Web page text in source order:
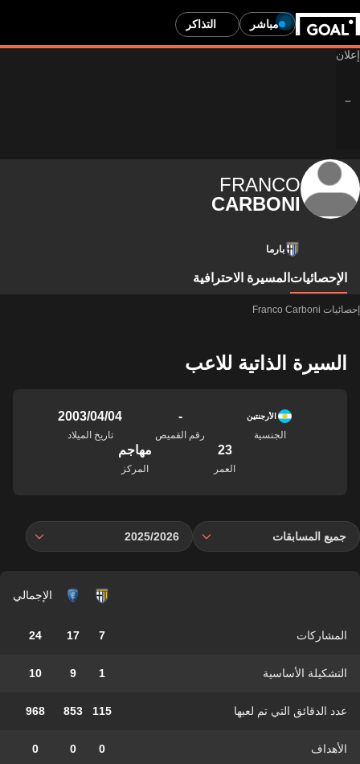
مباشر التذاكر
FRANCO
CARBONI
بارما
الإحصائيات المسيرة الاحترافية
إحصائيات Franco Carboni
السيرة الذاتية للاعب
الأرجنتين
الجنسية
-
رقم القميص
04‏/04‏/2003
تاريخ الميلاد
23
العمر
مهاجم
المركز
جميع المسابقات 2025/2026
الإجمالي
المشاركات 7
17
24
التشكيلة الأساسية 1
9
10
عدد الدقائق التي تم لعبها 115
853
968
الأهداف 0
0
0